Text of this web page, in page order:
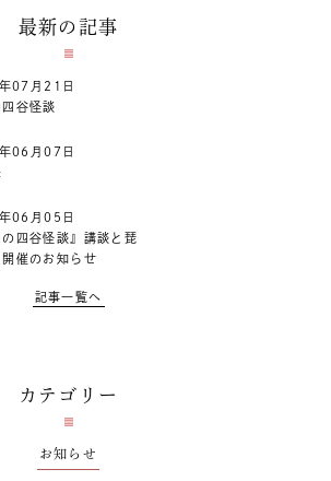
最新の記事
07月21日
谷怪談
06月07日
06月05日
の四谷怪談』講談と琵
催のお知らせ
記事一覧へ
カテゴリー
お知らせ